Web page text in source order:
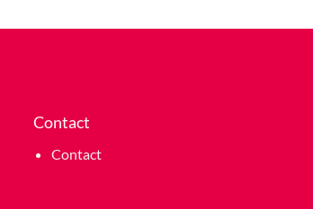
Contact
Contact